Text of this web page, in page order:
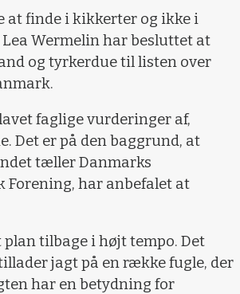
at finde i kikkerter og ikke i
Wermelin har besluttet at
og tyrkerdue til listen over
faglige vurderinger af,
Det er på den baggrund, at
tæller Danmarks
har anbefalet at
tilbage i højt tempo. Det
jagt på en række fugle, der
har en betydning for